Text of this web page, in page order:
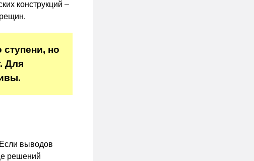
конструкций –
но
Для
выводов
решений